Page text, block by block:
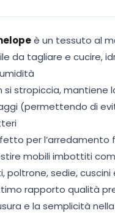
è un tessuto al
da tagliare e cucire,
si stropiccia, mantiene
(permettendo di
per
mobili imbottiti
poltrone, sedie,
rapporto qualità
e la semplicità